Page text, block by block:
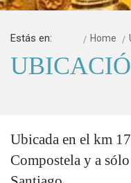
Estás en: Home
Ubicada en el km
Compostela y a